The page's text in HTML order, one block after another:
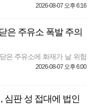
2026-08-07 오후 6:16
은 주유소 폭발 주의
은 주유소에 화재가 날 위험
2026-08-07 오후 6:00
심판 성 접대에 법인